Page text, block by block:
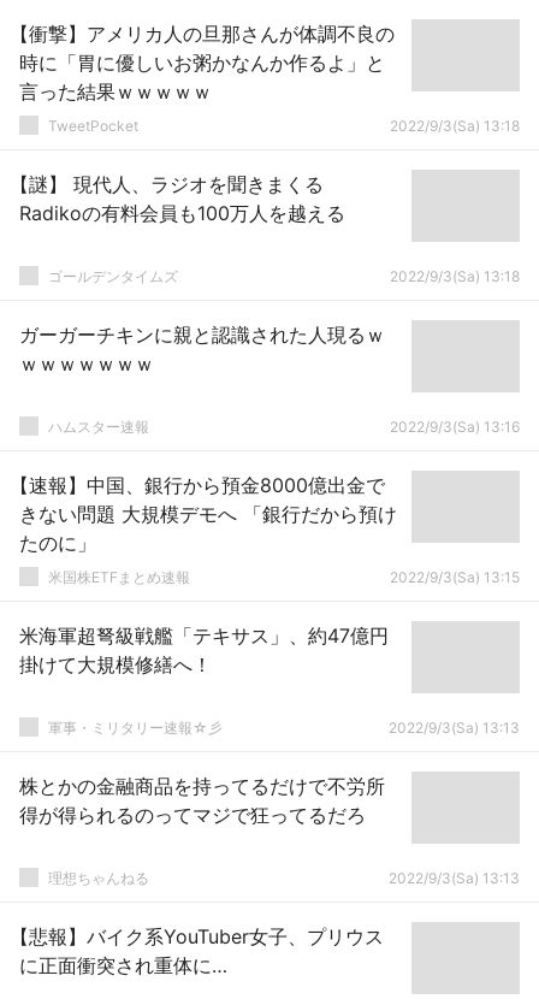
【衝撃】アメリカ人の旦那さんが体調不良の
時に「胃に優しいお粥かなんか作るよ」と
言った結果ｗｗｗｗｗ
TweetPocket 2022/9/3(Sa) 13:18
【謎】 現代人、ラジオを聞きまくる
Radikoの有料会員も100万人を越える
ゴールデンタイムズ 2022/9/3(Sa) 13:18
ガーガーチキンに親と認識された人現るｗ
ｗｗｗｗｗｗｗ
ハムスター速報 2022/9/3(Sa) 13:16
【速報】中国、銀行から預金8000億出金で
きない問題 大規模デモへ 「銀行だから預け
たのに」
米国株ETFまとめ速報 2022/9/3(Sa) 13:15
米海軍超弩級戦艦「テキサス」、約47億円
掛けて大規模修繕へ！
軍事・ミリタリー速報☆彡 2022/9/3(Sa) 13:13
株とかの金融商品を持ってるだけで不労所
得が得られるのってマジで狂ってるだろ
理想ちゃんねる 2022/9/3(Sa) 13:13
【悲報】バイク系YouTuber女子、プリウス
に正面衝突され重体に…